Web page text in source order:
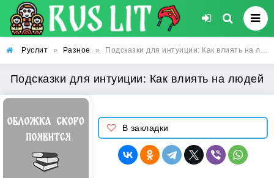
Руслит » Разное » Подсказки для интуиции: Как влиять на людей
Подсказки для интуиции: Как влиять на людей
В закладки